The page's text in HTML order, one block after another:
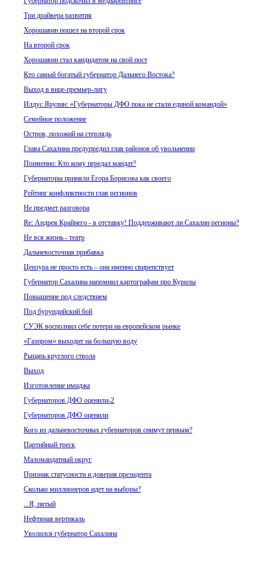
Три драйвера развития
Хорошавин пошел на второй срок
На второй срок
Хорошавин стал кандидатом на свой пост
Кто самый богатый губернатор Дальнего Востока?
Выход в вице-премьер-лигу
Илдус Ярулин: «Губернаторы ДФО пока не стали единой командой»
Семейное положение
Остров, похожий на стерлядь
Глава Сахалина предупредил глав районов об увольнении
Поименно: Кто кому передал мандат?
Губернаторы приняли Егора Борисова как своего
Рейтинг конфликтности глав регионов
Не предмет разговора
Re: Андрея Крайнего - в отставку! Поддерживают ли Cахалин регионы?
Не вся жизнь - театр
Дальневосточная прибавка
Цензура не просто есть – она именно свирепствует
Губернатор Сахалина напомнил картографам про Курилы
Повышение под следствием
Под бурундийский бой
СУЭК восполнил себе потери на европейском рынке
«Газпром» выходит на большую воду
Рыцарь круглого ствола
Выход
Изготовление имиджа
Губернаторов ДФО оценили-2
Губернаторов ДФО оценили
Кого из дальневосточных губернаторов снимут первым?
Партийный треск
Маломандатный округ
Признак статусности и доверия президента
Сколько миллионеров идет на выборы?
...Я, пятый
Нефтяная вертикаль
Уволился губернатор Сахалина